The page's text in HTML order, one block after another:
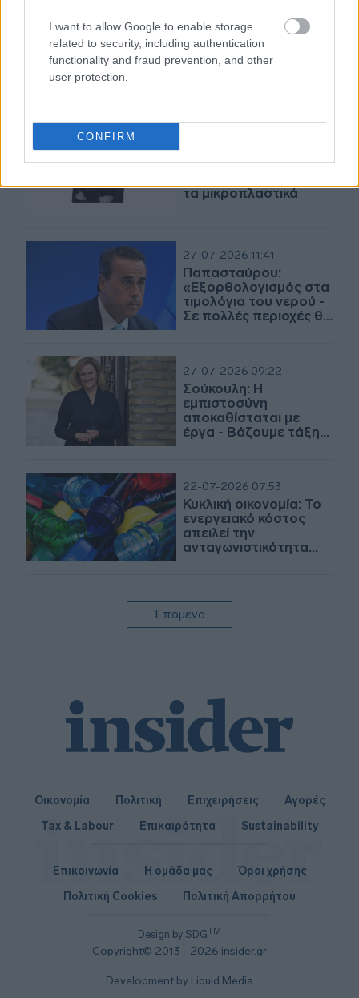
I want to allow Google to enable storage
related to security, including authentication
functionality and fraud prevention, and other
user protection.
CONFIRM
28-07-2026 15:42
Neptune Maritime
Leasing: Η ναυτιλία
στο επίκεντρο ενός
Τι φέρνει ο νέος
τα μικροπλαστικά
27-07-2026 11:41
Παπασταύρου:
«Εξορθολογισμός στα
τιμολόγια του νερού -
Σε πολλές περιοχές θα
27-07-2026 09:22
Σούκουλη: Η
εμπιστοσύνη
αποκαθίσταται με
έργα - Βάζουμε τάξη
22-07-2026 07:53
Κυκλική οικονομία: Το
ενεργειακό κόστος
απειλεί την
ανταγωνιστικότητα
Επόμενο
Οικονομία Πολιτική Επιχειρήσεις
Αγορές
Tax & Labour
Επικαιρότητα Sustainability
Design by SDGTM
Copyright© 2013 - 2026 insider.gr
Επικοινωνία Η ομάδα μας
Όροι χρήσης
Πολιτική Cookies
Πολιτική Απορρήτου
Development by Liquid Media